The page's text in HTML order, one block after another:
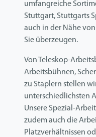
umfangreiche
Stuttgart, Stuttgarts
auch in der Nähe
Sie überzeugen.
Von Teleskop-
Arbeitsbühnen,
zu Staplern stellen
unterschiedlichsten
Unsere Spezial-
zudem auch die
Platzverhältnissen